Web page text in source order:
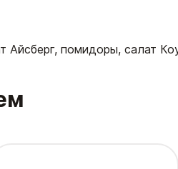
Айсберг, помидоры, салат